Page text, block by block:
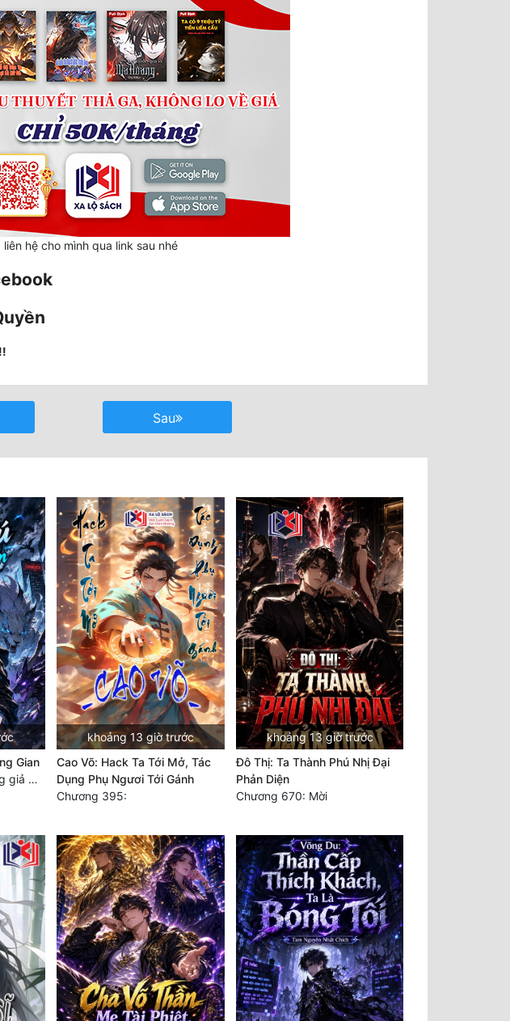
hệ cho mình qua link sau nhé
Sau
Gian
Chương 840 Các cường giả Hằng Tinh cấp khác đâu?
khoảng 13 giờ trước
Cao Võ: Hack Ta Tới Mở, Tác
Dụng Phụ Ngươi Tới Gánh
Chương 395:
khoảng 13 giờ trước
Đô Thị: Ta Thành Phú Nhị Đại
Phản Diện
Chương 670: Mời